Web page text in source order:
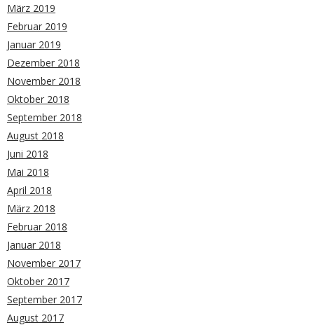
März 2019
Februar 2019
Januar 2019
Dezember 2018
November 2018
Oktober 2018
September 2018
August 2018
Juni 2018
Mai 2018
April 2018
März 2018
Februar 2018
Januar 2018
November 2017
Oktober 2017
September 2017
August 2017